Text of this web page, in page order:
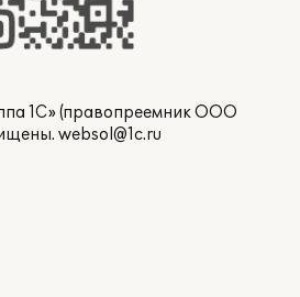
1С» (правопреемник ООО
websol@1c.ru